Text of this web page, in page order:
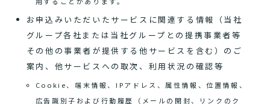
お申込みいただいたサービスに関連する情報（当社
グループ各社または当社グループとの提携事業者等
その他の事業者が提供する他サービスを含む）のご
案内、他サービスへの取次、利用状況の確認等
Cookie、端末情報、IPアドレス、属性情報、位置情報、
広告識別子および行動履歴（メールの開封、リンクのク